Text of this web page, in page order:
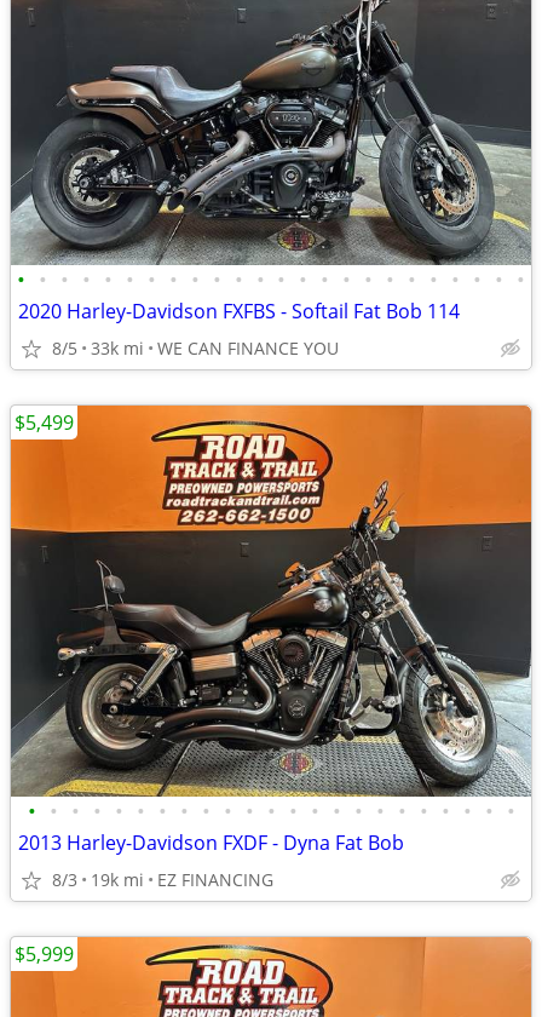
• • • • • • • • • • • • • • • • • • • • • • • •
2020 Harley-Davidson FXFBS - Softail Fat Bob 114
8/5 33k mi WE CAN FINANCE YOU
• • • • • • • • • • • • • • • • • • • • • • •
2013 Harley-Davidson FXDF - Dyna Fat Bob
8/3 19k mi EZ FINANCING
$5,499
$5,999